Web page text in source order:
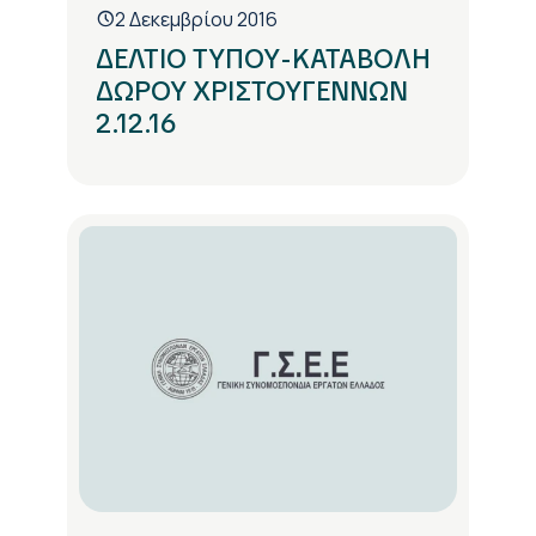
2 Δεκεμβρίου 2016
ΔΕΛΤΙΟ ΤΥΠΟΥ-ΚΑΤΑΒΟΛΗ
ΔΩΡΟΥ ΧΡΙΣΤΟΥΓΕΝΝΩΝ
2.12.16